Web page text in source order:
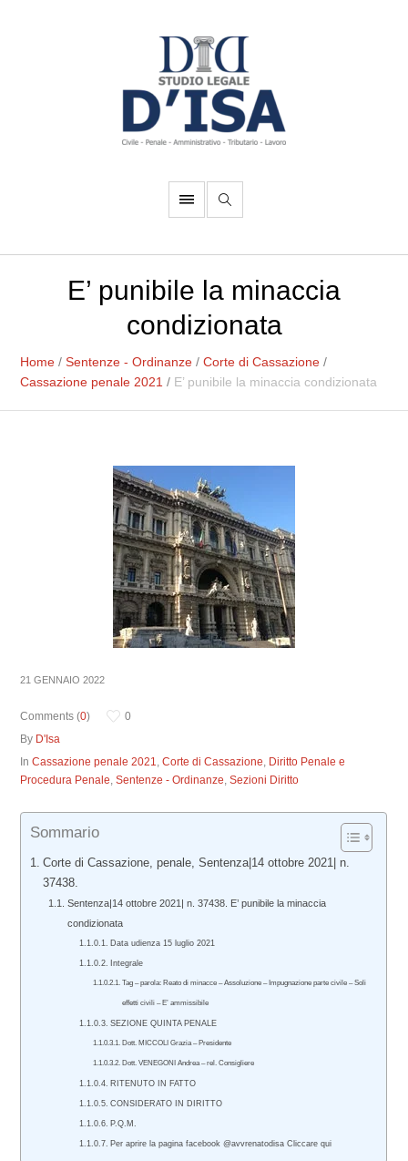
E’ punibile la minaccia
condizionata
Home /Sentenze - Ordinanze /Corte di Cassazione /
Cassazione penale 2021 / E’ punibile la minaccia condizionata
21 GENNAIO 2022
Comments (0)
0
By D'Isa
InCassazione penale 2021,Corte di Cassazione, Diritto Penale e
Procedura Penale,Sentenze - Ordinanze,Sezioni Diritto
Sommario
Corte di Cassazione, penale, Sentenza|14 ottobre 2021| n.
37438.
Sentenza|14 ottobre 2021| n. 37438. E’ punibile la minaccia
condizionata
Data udienza 15 luglio 2021
Integrale
Tag – parola: Reato di minacce – Assoluzione – Impugnazione parte civile – Soli
effetti civili – E’ ammissibile
SEZIONE QUINTA PENALE
Dott. MICCOLI Grazia – Presidente
Dott. VENEGONI Andrea – rel. Consigliere
RITENUTO IN FATTO
CONSIDERATO IN DIRITTO
P.Q.M.
Per aprire la pagina facebook @avvrenatodisa Cliccare qui